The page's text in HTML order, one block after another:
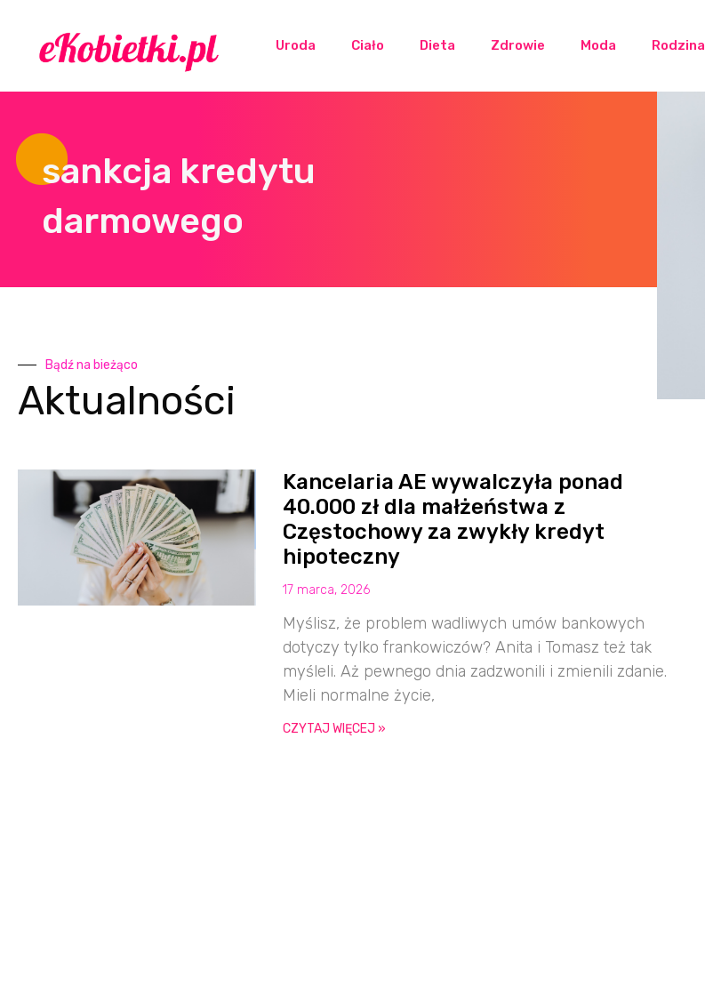
Uroda Ciało Dieta Zdrowie Moda Rodzina
sankcja kredytu
darmowego
Bądź na bieżąco
Aktualności
Kancelaria AE wywalczyła ponad
40.000 zł dla małżeństwa z
Częstochowy za zwykły kredyt
hipoteczny
17 marca, 2026
Myślisz, że problem wadliwych umów bankowych
dotyczy tylko frankowiczów? Anita i Tomasz też tak
myśleli. Aż pewnego dnia zadzwonili i zmienili zdanie.
Mieli normalne życie,
CZYTAJ WIĘCEJ »